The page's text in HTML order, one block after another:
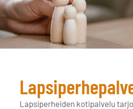
Lapsiperheiden kotipalvelu